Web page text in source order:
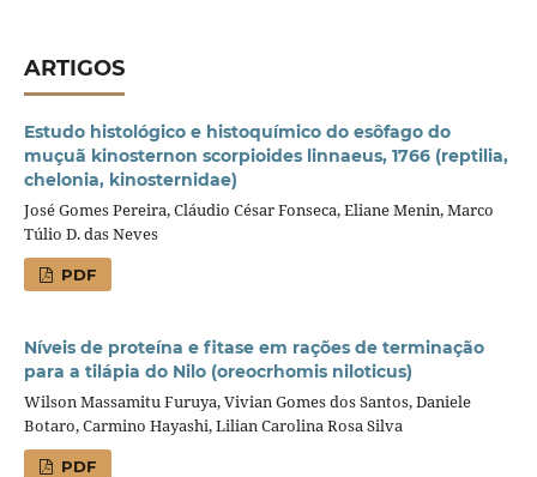
ARTIGOS
Estudo histológico e histoquímico do esôfago do
muçuã kinosternon scorpioides linnaeus, 1766 (reptilia,
chelonia, kinosternidae)
José Gomes Pereira, Cláudio César Fonseca, Eliane Menin, Marco
Túlio D. das Neves
PDF
Níveis de proteína e fitase em rações de terminação
para a tilápia do Nilo (oreocrhomis niloticus)
Wilson Massamitu Furuya, Vivian Gomes dos Santos, Daniele
Botaro, Carmino Hayashi, Lilian Carolina Rosa Silva
PDF